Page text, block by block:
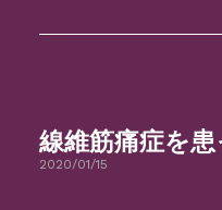
線維筋痛症を患
2020/01/15